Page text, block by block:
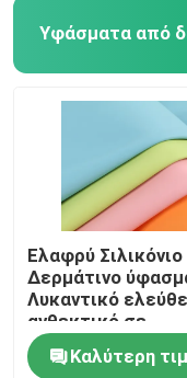
Υφάσματα από
Ελαφρύ Σιλικόνιο
Δερμάτινο
Λυκαντικό
ανθεκτικό σε
γρατζουνιές
προσαρμοσμένο
Καλύτερη